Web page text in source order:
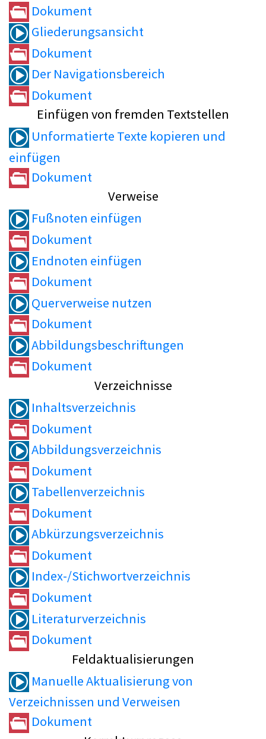
Dokument
Gliederungsansicht
Dokument
Der Navigationsbereich
Dokument
Einfügen von fremden Textstellen
Unformatierte Texte kopieren und
einfügen
Dokument
Verweise
Fußnoten einfügen
Dokument
Endnoten einfügen
Dokument
Querverweise nutzen
Dokument
Abbildungsbeschriftungen
Dokument
Verzeichnisse
Inhaltsverzeichnis
Dokument
Abbildungsverzeichnis
Dokument
Tabellenverzeichnis
Dokument
Abkürzungsverzeichnis
Dokument
Index-/Stichwortverzeichnis
Dokument
Literaturverzeichnis
Dokument
Feldaktualisierungen
Manuelle Aktualisierung von
Verzeichnissen und Verweisen
Dokument